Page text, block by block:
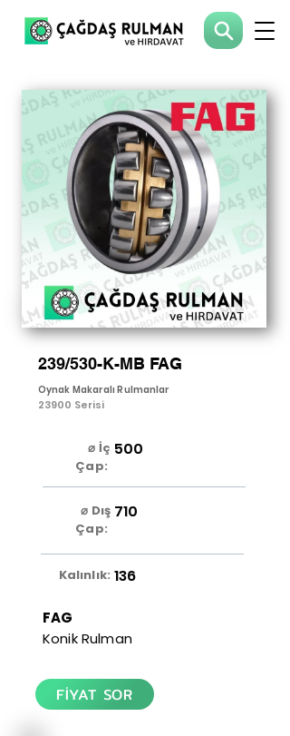
239/530-K-MB FAG
Oynak Makaralı Rulmanlar
23900 Serisi
⌀ İç
Çap:
500
⌀ Dış
Çap:
710
Kalınlık: 136
FAG
Konik Rulman
FİYAT SOR